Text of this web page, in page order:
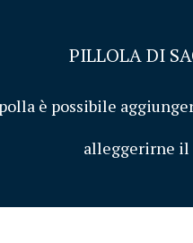
PILLOLA DI
è possibile
alleggerirne il